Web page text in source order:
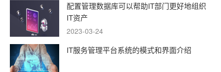
配置管理数据库可以帮助IT部门更好地组织
IT资产
2023-03-24
IT服务管理平台系统的模式和界面介绍